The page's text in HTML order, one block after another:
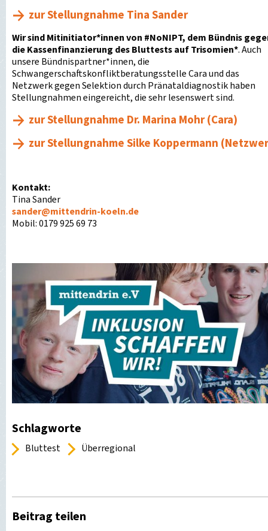
zur Stellungnahme Tina Sander
Wir sind Mitinitiator*innen von #NoNIPT, dem Bündnis
die Kassenfinanzierung des Bluttests auf Trisomien*. Auch
unsere Bündnispartner*innen, die
Schwangerschaftskonfliktberatungsstelle Cara und das
Netzwerk gegen Selektion durch Pränataldiagnostik haben
Stellungnahmen eingereicht, die sehr lesenswert sind.
zur Stellungnahme Dr. Marina Mohr (Cara)
zur Stellungnahme Silke Koppermann
Kontakt:
Tina Sander
sander@mittendrin-koeln.de
Mobil: 0179 925 69 73
Schlagworte
Bluttest Überregional
Beitrag teilen